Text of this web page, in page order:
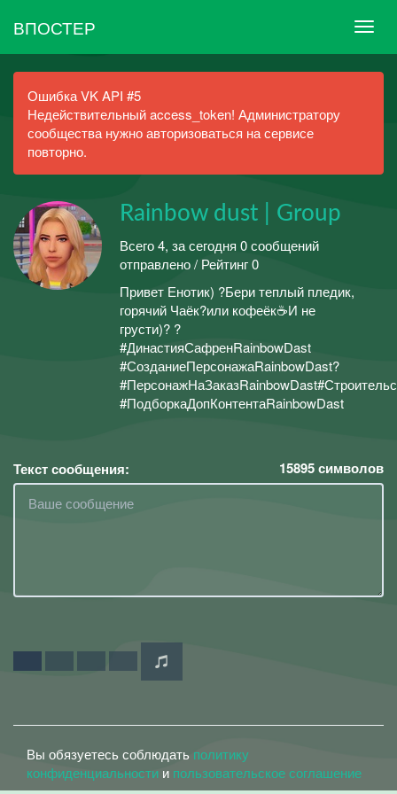
ВПОСТЕР
Ошибка VK API #5
Недействительный access_token! Администратору
сообщества нужно авторизоваться на сервисе
повторно.
Rainbow dust | Group
Всего 4, за сегодня 0 сообщений
отправлено / Рейтинг 0
Привет Енотик) ?Бери теплый пледик,
горячий Чаёк?или кофеёк☕И не
грусти)? ?
#ДинастияСафренRainbowDast
#СозданиеПерсонажаRainbowDast?
#ПодборкаДопКонтентаRainbowDast
Текст сообщения: 15895символов
Вы обязуетесь соблюдать политику
конфиденциальности и пользовательское соглашение